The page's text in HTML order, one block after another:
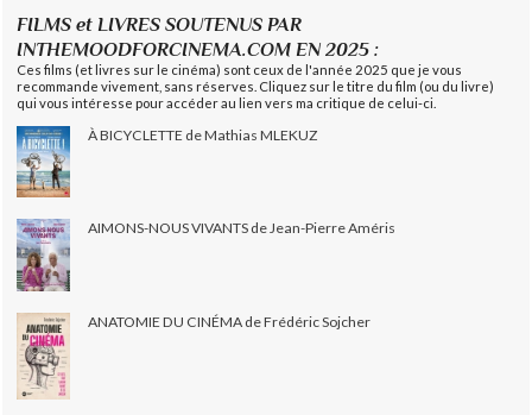
FILMS et LIVRES SOUTENUS PAR
INTHEMOODFORCINEMA.COM EN 2025 :
Ces films (et livres sur le cinéma) sont ceux de l'année 2025 que je vous
recommande vivement, sans réserves. Cliquez sur le titre du film (ou du livre)
qui vous intéresse pour accéder au lien vers ma critique de celui-ci.
À BICYCLETTE de Mathias MLEKUZ
AIMONS-NOUS VIVANTS de Jean-Pierre Améris
ANATOMIE DU CINÉMA de Frédéric Sojcher